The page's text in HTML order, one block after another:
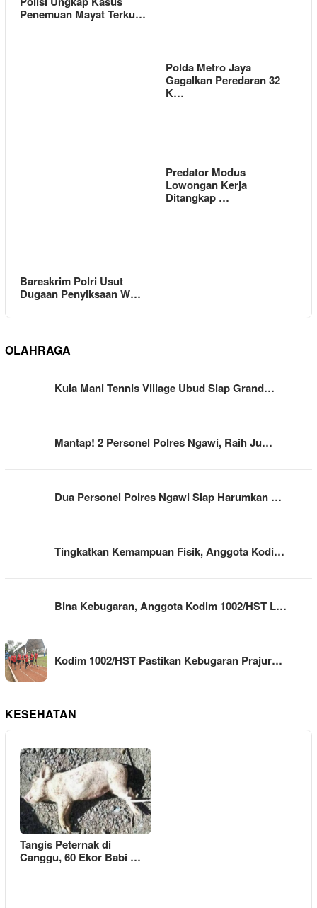
Penemuan Mayat Terku…
Polda Metro Jaya
Gagalkan Peredaran 32
K…
Bareskrim Polri Usut
Dugaan Penyiksaan W…
Predator Modus
Lowongan Kerja
Ditangkap …
OLAHRAGA
Kula Mani Tennis Village Ubud Siap Grand…
Mantap! 2 Personel Polres Ngawi, Raih Ju…
Dua Personel Polres Ngawi Siap Harumkan …
Tingkatkan Kemampuan Fisik, Anggota Kodi…
Bina Kebugaran, Anggota Kodim 1002/HST L…
Kodim 1002/HST Pastikan Kebugaran Prajur…
KESEHATAN
Tangis Peternak di
Canggu, 60 Ekor Babi …